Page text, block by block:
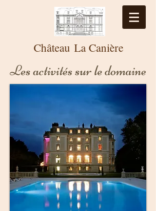
Château La Canière
Les activités sur le domaine